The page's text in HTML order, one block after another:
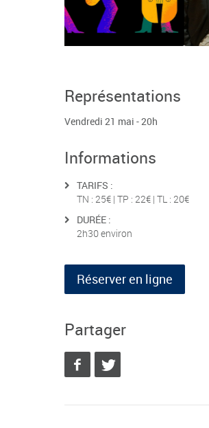
Représentations
Vendredi 21 mai - 20h
Informations
TARIFS :
TN : 25€ | TP : 22€ | TL : 20€
DURÉE :
2h30 environ
Réserver en ligne
Partager